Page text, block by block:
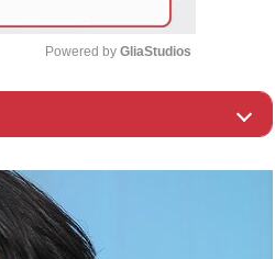
t
Powered by GliaStudios